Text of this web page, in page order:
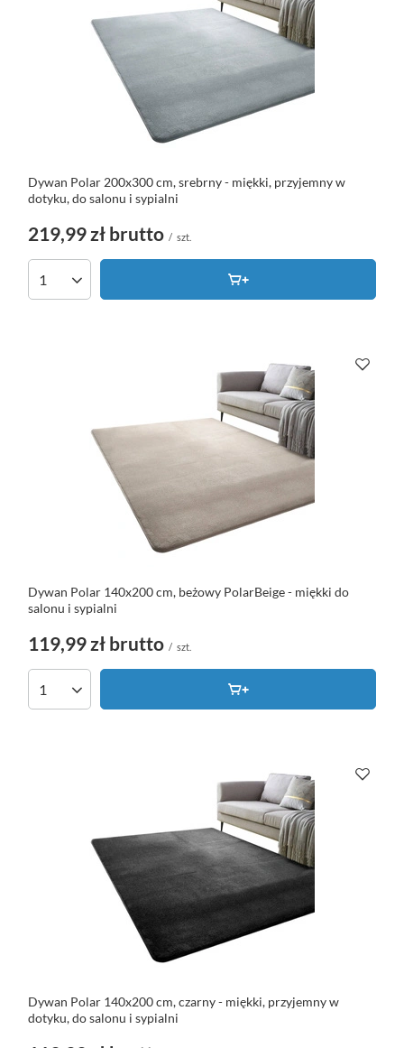
Dywan Polar 200x300 cm, srebrny - miękki, przyjemny w
dotyku, do salonu i sypialni
219,99 zł brutto / szt.
Dywan Polar 140x200 cm, beżowy PolarBeige - miękki do
salonu i sypialni
119,99 zł brutto / szt.
Dywan Polar 140x200 cm, czarny - miękki, przyjemny w
dotyku, do salonu i sypialni